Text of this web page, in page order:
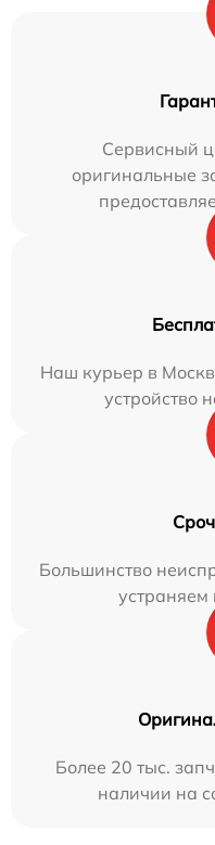
Сервисный
оригинальные
Наш курьер в
устройство
Большинство
устраняем
Более 20 тыс.
наличии на